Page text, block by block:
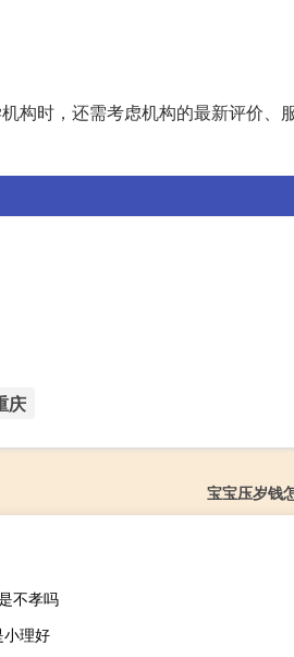
构时，还需考虑机构的最新评价、
庆
宝宝压岁钱
不孝吗
理好